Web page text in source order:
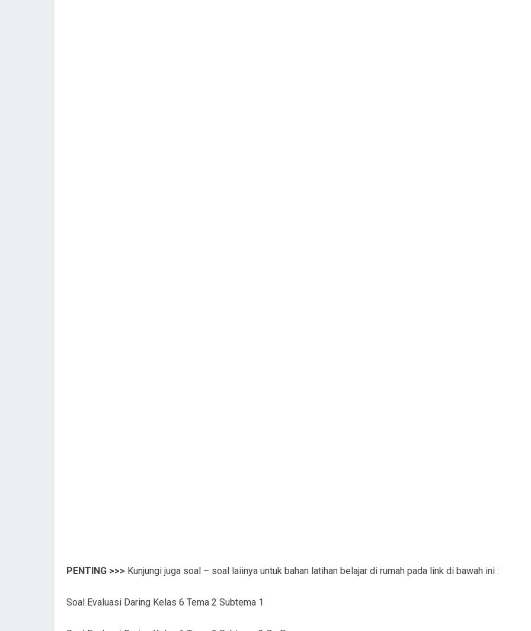
PENTING >>> Kunjungi juga soal – soal laiinya untuk bahan latihan belajar di rumah pada link di bawah ini :
Soal Evaluasi Daring Kelas 6 Tema 2 Subtema 1